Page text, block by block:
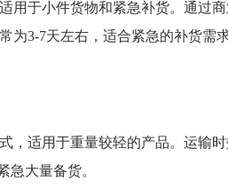
用于小件货物和紧急补货。通过
为3-7天左右，适合紧急的补货需求
，适用于重量较轻的产品。运输
急大量备货。